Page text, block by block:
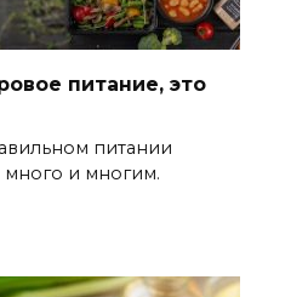
питание, это
питании
много и многим.